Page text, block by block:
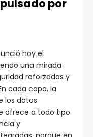
por
hoy el
una mirada
reforzadas y
cada capa, la
los datos
ofrece a todo tipo
y